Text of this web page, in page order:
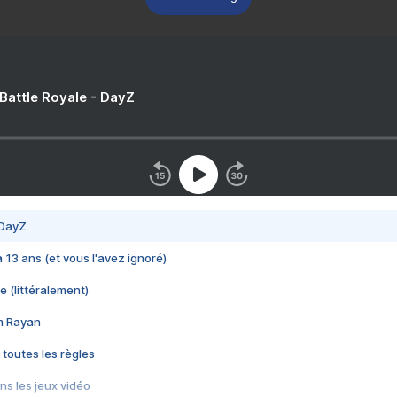
Royale - DayZ
13 ans (et vous l'avez ignoré)
(littéralement)
Rayan
toutes les règles
les jeux vidéo